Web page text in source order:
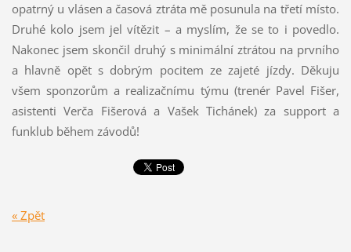
opatrný u vlásen a časová ztráta mě posunula na třetí místo.
Druhé kolo jsem jel vítězit – a myslím, že se to i povedlo.
Nakonec jsem skončil druhý s minimální ztrátou na prvního
a hlavně opět s dobrým pocitem ze zajeté jízdy. Děkuju
všem sponzorům a realizačnímu týmu (trenér Pavel Fišer,
asistenti Verča Fišerová a Vašek Tichánek) za support a
funklub během závodů!
« Zpět